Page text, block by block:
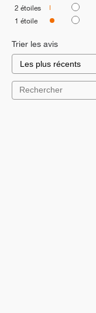
2 étoiles
1 étoile
Trier les avis